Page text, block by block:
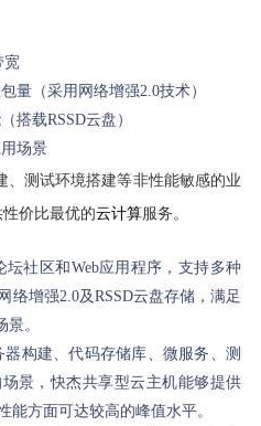
宽
量（采用网络增强2.0技术）
搭载RSSD云盘）
场景
、测试环境搭建等非性能敏感的业
价比最优的云计算服务。
坛社区和Web应用程序，支持多种
络增强2.0及RSSD云盘存储，满足
。
构建、代码存储库、微服务、测
景，快杰共享型云主机能够提供
能方面可达较高的峰值水平。